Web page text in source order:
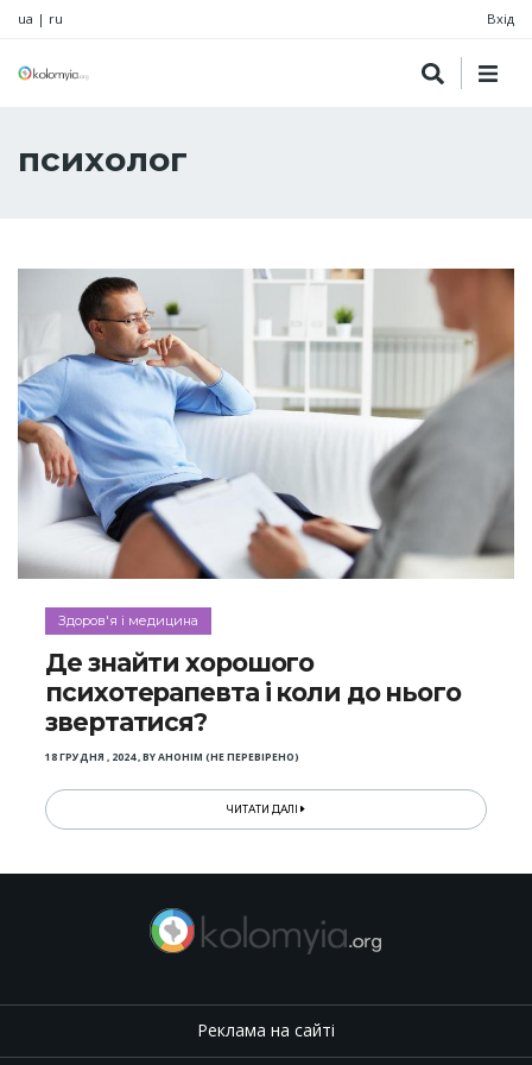
ua | ru Вхід
психолог
Здоров'я і медицина
Де знайти хорошого
психотерапевта і коли до нього
звертатися?
18 ГРУДНЯ , 2024,BYАНОНІМ (НЕ ПЕРЕВІРЕНО)
ЧИТАТИ ДАЛІ
Реклама на сайті